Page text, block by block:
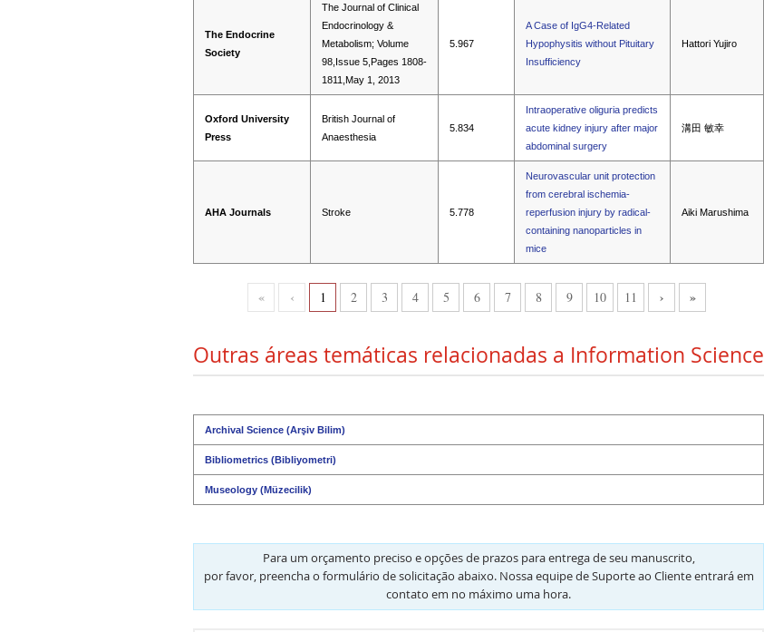
The Endocrine
Society
The Journal of Clinical
Endocrinology &
Metabolism; Volume
98,Issue 5,Pages 1808-
1811,May 1, 2013
5.967
A Case of IgG4-Related
Hypophysitis without Pituitary
Insufficiency
Hattori Yujiro
Oxford University
Press
British Journal of
Anaesthesia
5.834
Intraoperative oliguria predicts
acute kidney injury after major
abdominal surgery
溝田 敏幸
AHA Journals Stroke 5.778
Neurovascular unit protection
from cerebral ischemia-
reperfusion injury by radical-
containing nanoparticles in
mice
Aiki Marushima
« ‹ 1 2 3 4 5 6 7 8 9 10 11 › »
Outras áreas temáticas relacionadas a Information Science
Archival Science (Arşiv Bilim)
Bibliometrics (Bibliyometri)
Museology (Müzecilik)
Para um orçamento preciso e opções de prazos para entrega de seu manuscrito,
por favor, preencha o formulário de solicitação abaixo. Nossa equipe de Suporte ao Cliente entrará em
contato em no máximo uma hora.